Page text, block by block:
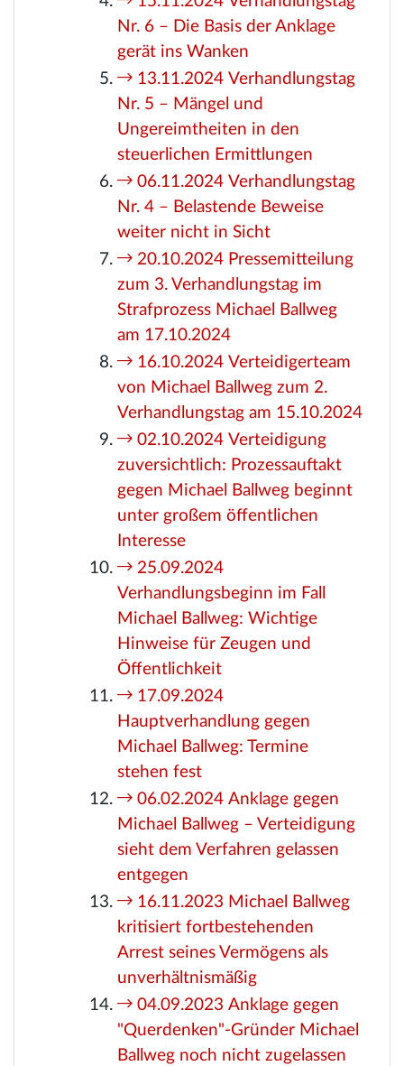
Nr. 6 – Die Basis der Anklage
gerät ins Wanken
13.11.2024 Verhandlungstag
Nr. 5 – Mängel und
Ungereimtheiten in den
steuerlichen Ermittlungen
06.11.2024 Verhandlungstag
Nr. 4 – Belastende Beweise
weiter nicht in Sicht
20.10.2024 Pressemitteilung
zum 3. Verhandlungstag im
Strafprozess Michael Ballweg
am 17.10.2024
16.10.2024 Verteidigerteam
von Michael Ballweg zum 2.
Verhandlungstag am 15.10.2024
02.10.2024 Verteidigung
zuversichtlich: Prozessauftakt
gegen Michael Ballweg beginnt
unter großem öffentlichen
Interesse
25.09.2024
Verhandlungsbeginn im Fall
Michael Ballweg: Wichtige
Hinweise für Zeugen und
Öffentlichkeit
17.09.2024
Hauptverhandlung gegen
Michael Ballweg: Termine
stehen fest
06.02.2024 Anklage gegen
Michael Ballweg – Verteidigung
sieht dem Verfahren gelassen
entgegen
16.11.2023 Michael Ballweg
kritisiert fortbestehenden
Arrest seines Vermögens als
unverhältnismäßig
04.09.2023 Anklage gegen
"Querdenken"-Gründer Michael
Ballweg noch nicht zugelassen